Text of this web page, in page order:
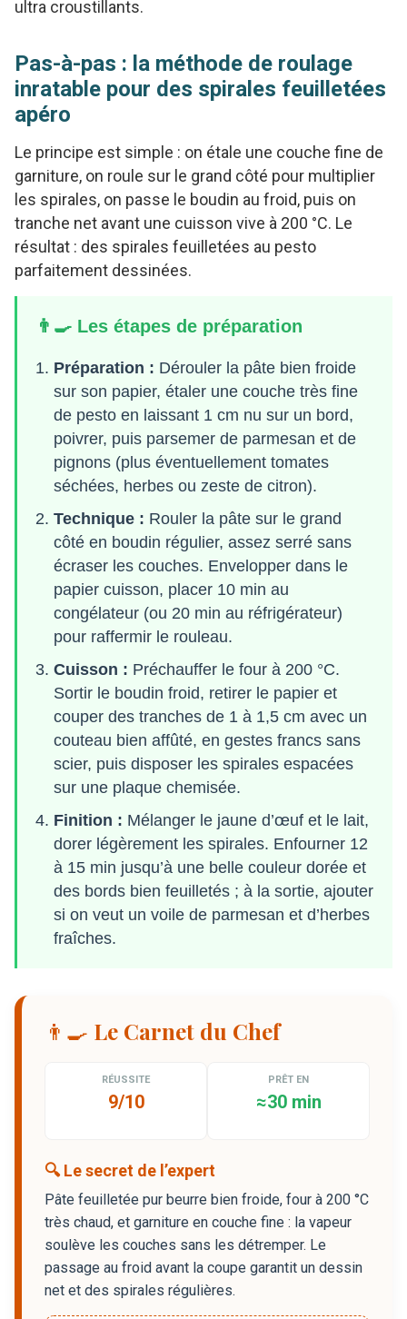
ultra croustillants.
Pas-à-pas : la méthode de roulage
inratable pour des spirales feuilletées
apéro
Le principe est simple : on étale une couche fine de
garniture, on roule sur le grand côté pour multiplier
les spirales, on passe le boudin au froid, puis on
tranche net avant une cuisson vive à 200 °C. Le
résultat : des spirales feuilletées au pesto
parfaitement dessinées.
👨‍🍳 Les étapes de préparation
Préparation : Dérouler la pâte bien froide
sur son papier, étaler une couche très fine
de pesto en laissant 1 cm nu sur un bord,
poivrer, puis parsemer de parmesan et de
pignons (plus éventuellement tomates
séchées, herbes ou zeste de citron).
Technique : Rouler la pâte sur le grand
côté en boudin régulier, assez serré sans
écraser les couches. Envelopper dans le
papier cuisson, placer 10 min au
congélateur (ou 20 min au réfrigérateur)
pour raffermir le rouleau.
Cuisson : Préchauffer le four à 200 °C.
Sortir le boudin froid, retirer le papier et
couper des tranches de 1 à 1,5 cm avec un
couteau bien affûté, en gestes francs sans
scier, puis disposer les spirales espacées
sur une plaque chemisée.
Finition : Mélanger le jaune d’œuf et le lait,
dorer légèrement les spirales. Enfourner 12
à 15 min jusqu’à une belle couleur dorée et
des bords bien feuilletés ; à la sortie, ajouter
si on veut un voile de parmesan et d’herbes
fraîches.
👨‍🍳 Le Carnet du Chef
RÉUSSITE
9/10
PRÊT EN
≈30 min
🔍 Le secret de l’expert
Pâte feuilletée pur beurre bien froide, four à 200 °C
très chaud, et garniture en couche fine : la vapeur
soulève les couches sans les détremper. Le
passage au froid avant la coupe garantit un dessin
net et des spirales régulières.